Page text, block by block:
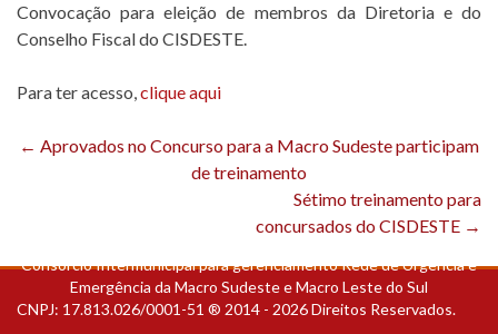
CONTATO
COMPLIANCE
Convocação para eleição de membros da Diretoria e do
Conselho Fiscal do CISDESTE.
Para ter acesso,clique aqui
Navegação
← Aprovados no Concurso para a Macro Sudeste participam
de treinamento
Sétimo treinamento para
concursados do CISDESTE →
Consórcio Intermunicipal para gerenciamento Rede de Urgência e
Emergência da Macro Sudeste e Macro Leste do Sul
CNPJ: 17.813.026/0001-51 ® 2014 - 2026 Direitos Reservados.